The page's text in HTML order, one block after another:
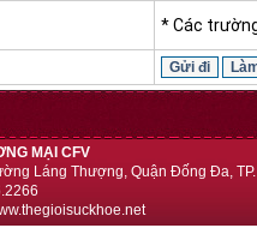
* Các
MẠI CFV
Láng Thượng, Quận Đống Đa,